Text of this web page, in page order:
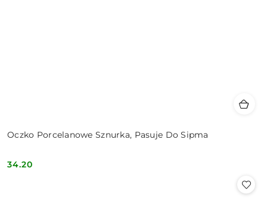
Oczko Porcelanowe Sznurka, Pasuje Do Sipma
Cena:
34.20